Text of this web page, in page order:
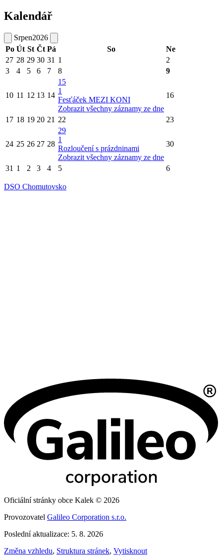
Kalendář
Srpen2026
Po Út St Čt Pá So
Ne
27 28 29 30 31 1
2
3
4 5 6 7 8 9
10 11 12 13 14
15
1
Fesťáček MEZI KONI
Zobrazit všechny záznamy ze dne
16
17 18 19 20 21 22 23
24 25 26 27 28
29
1
Rozloučení s prázdninami
Zobrazit všechny záznamy ze dne
30
31 1 2 3 4 5 6
DSO Chomutovsko
Oficiální stránky obce Kalek © 2026
Provozovatel Galileo Corporation s.r.o.
Poslední aktualizace: 5. 8. 2026
Změna vzhledu, Struktura stránek, Vytisknout